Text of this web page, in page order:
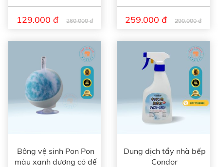
129.000 đ 260.000 đ 259.000 đ 290.000 đ
Bông vệ sinh Pon Pon
màu xanh dương có đế
Dung dịch tẩy nhà bếp
Condor